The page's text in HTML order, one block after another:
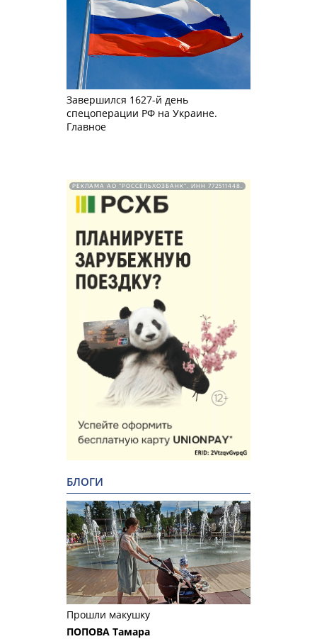
Завершился 1627-й день
спецоперации РФ на Украине.
Главное
РЕКЛАМА АО "РОССЕЛЬХОЗБАНК". ИНН 772511448.
БЛОГИ
Прошли макушку
ПОПОВА Тамара